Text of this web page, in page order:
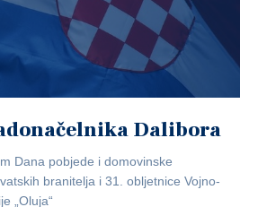
Dalibora
Dana pobjede i domovinske
branitelja i 31. obljetnice Vojno-
„Oluja“